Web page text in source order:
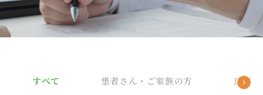
すべて 患者さん・ご家族の方 広報誌